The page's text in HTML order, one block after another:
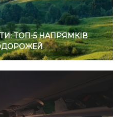
ТОП-5 НАПРЯМКІВ